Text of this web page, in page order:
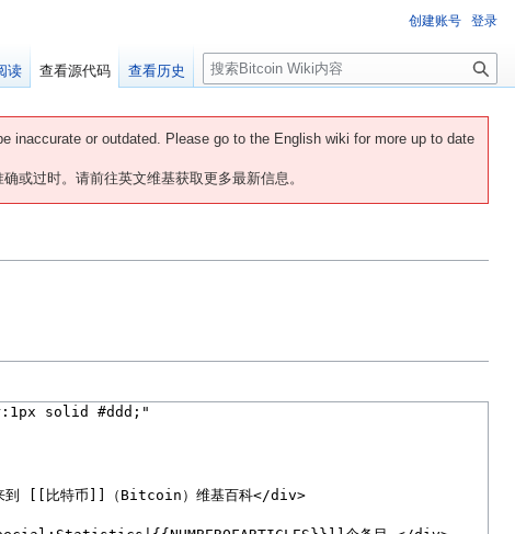
inaccurate or outdated. Please go to the English wiki for more up to date
或过时。请前往英文维基获取更多最新信息。
创建账号 登录
读 查看源代码 查看历史
搜
索